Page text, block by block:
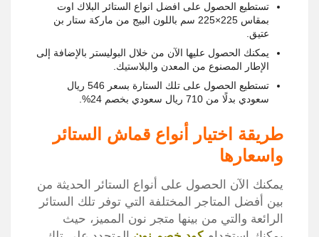
تستطيع الحصول على افضل انواع الستائر البلاك اوت
بمقاس 225×225 سم باللون البيج من ماركة ستار بن
عتيق.
يمكنك الحصول عليها الآن من خلال البوليستر بالإضافة إلى
الإطار المصنوع من المعدن والبلاستيك.
تستطيع الحصول على تلك الستارة بسعر 546 ريال
سعودي بدلًا من 710 ريال سعودي بخصم 24%.
طريقة اختيار أنواع قماش الستائر
واسعارها
يمكنك الآن الحصول على أنواع الستائر الحديثة من
بين أفضل المتاجر المختلفة التي توفر تلك الستائر
الرائعة والتي من بينها متجر نون المميز، حيث